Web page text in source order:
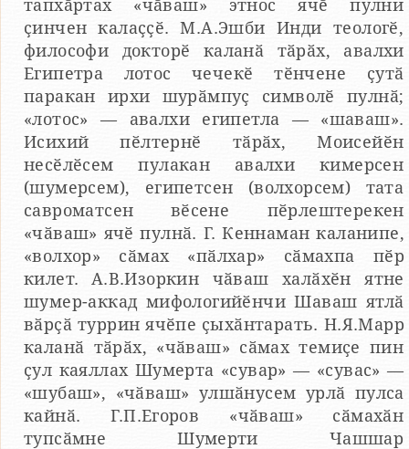
тапхӑртах «чӑваш» этнос ячӗ пулни
ҫинчен калаҫҫӗ. М.А.Эшби Инди теологӗ,
философи докторӗ каланӑ тӑрӑх, авалхи
Египетра лотос чечекӗ тӗнчене ҫутӑ
паракан ирхи шурӑмпуҫ символӗ пулнӑ;
«лотос» — авалхи египетла — «шаваш».
Исихий пӗлтернӗ тӑрӑх, Моисейӗн
несӗлӗсем пулакан авалхи кимерсен
(шумерсем), египетсен (волхорсем) тата
савроматсен вӗсене пӗрлештерекен
«чӑваш» ячӗ пулнӑ. Г. Кеннаман каланипе,
«волхор» сӑмах «пӑлхар» сӑмахпа пӗр
килет. А.В.Изоркин чӑваш халӑхӗн ятне
шумер-аккад мифологийӗнчи Шаваш ятлӑ
вӑрҫӑ туррин ячӗпе ҫыхӑнтарать. Н.Я.Марр
каланӑ тӑрӑх, «чӑваш» сӑмах темиҫе пин
ҫул каяллах Шумерта «сувар» — «сувас» —
«шубаш», «чӑваш» улшӑнусем урлӑ пулса
кайнӑ. Г.П.Егоров «чӑваш» сӑмахӑн
тупсӑмне Шумерти Чашшар